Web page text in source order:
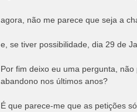
agora, não me parece que seja a
e, se tiver possibilidade, dia 29 de
Por fim deixo eu uma pergunta,
abandono nos últimos anos?
É que parece-me que as petições